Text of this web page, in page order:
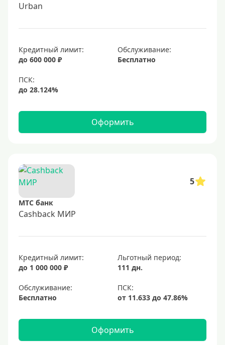
Urban
Кредитный лимит:
до 600 000 ₽
Обслуживание:
Бесплатно
Оформить
5
МТС банк
Cashback МИР
Кредитный лимит:
до 1 000 000 ₽
Льготный период:
111 дн.
Обслуживание:
Бесплатно
Оформить